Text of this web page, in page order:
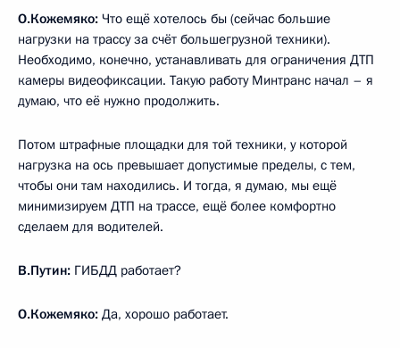
О.Кожемяко: Что ещё хотелось бы (сейчас большие
нагрузки на трассу за счёт большегрузной техники).
Необходимо, конечно, устанавливать для ограничения ДТП
камеры видеофиксации. Такую работу Минтранс начал – я
думаю, что её нужно продолжить.
Потом штрафные площадки для той техники, у которой
нагрузка на ось превышает допустимые пределы, с тем,
чтобы они там находились. И тогда, я думаю, мы ещё
минимизируем ДТП на трассе, ещё более комфортно
сделаем для водителей.
В.Путин: ГИБДД работает?
О.Кожемяко: Да, хорошо работает.